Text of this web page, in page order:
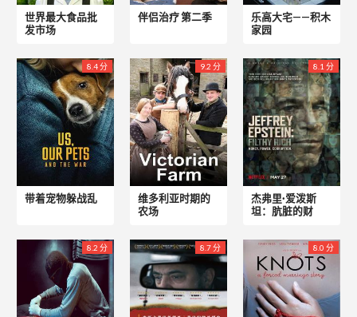
世界最大食品批
发市场
伴侣治疗 第二季
乐高大宅——积木
家园
8.4 分
带着宠物躲战乱
9.2 分
维多利亚时期的
农场
8.1 分
杰弗里·爱泼斯
坦：肮脏的财
8.2 分 8.7 分 8.0 分